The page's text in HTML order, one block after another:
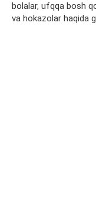
bolalar, ufqqa bosh
va hokazolar haqida